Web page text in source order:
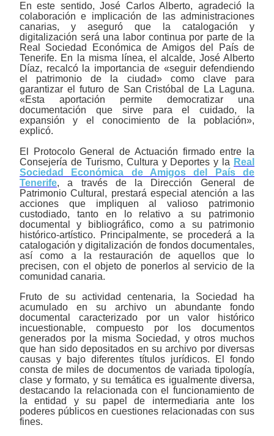
En este sentido, José Carlos Alberto, agradeció la
colaboración e implicación de las administraciones
canarias, y aseguró que la catalogación y
digitalización será una labor continua por parte de la
Real Sociedad Económica de Amigos del País de
Tenerife. En la misma línea, el alcalde, José Alberto
Díaz, recalcó la importancia de «seguir defendiendo
el patrimonio de la ciudad» como clave para
garantizar el futuro de San Cristóbal de La Laguna.
«Esta aportación permite democratizar una
documentación que sirve para el cuidado, la
expansión y el conocimiento de la población»,
explicó.
El Protocolo General de Actuación firmado entre la
Consejería de Turismo, Cultura y Deportes y la Real
Sociedad Económica de Amigos del País de
Tenerife, a través de la Dirección General de
Patrimonio Cultural, prestará especial atención a las
acciones que impliquen al valioso patrimonio
custodiado, tanto en lo relativo a su patrimonio
documental y bibliográfico, como a su patrimonio
histórico-artístico. Principalmente, se procederá a la
catalogación y digitalización de fondos documentales,
así como a la restauración de aquellos que lo
precisen, con el objeto de ponerlos al servicio de la
comunidad canaria.
Fruto de su actividad centenaria, la Sociedad ha
acumulado en su archivo un abundante fondo
documental caracterizado por un valor histórico
incuestionable, compuesto por los documentos
generados por la misma Sociedad, y otros muchos
que han sido depositados en su archivo por diversas
causas y bajo diferentes títulos jurídicos. El fondo
consta de miles de documentos de variada tipología,
clase y formato, y su temática es igualmente diversa,
destacando la relacionada con el funcionamiento de
la entidad y su papel de intermediaria ante los
poderes públicos en cuestiones relacionadas con sus
fines.